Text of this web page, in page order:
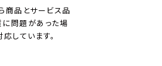
商品とサービス品
に問題があった場
しています。